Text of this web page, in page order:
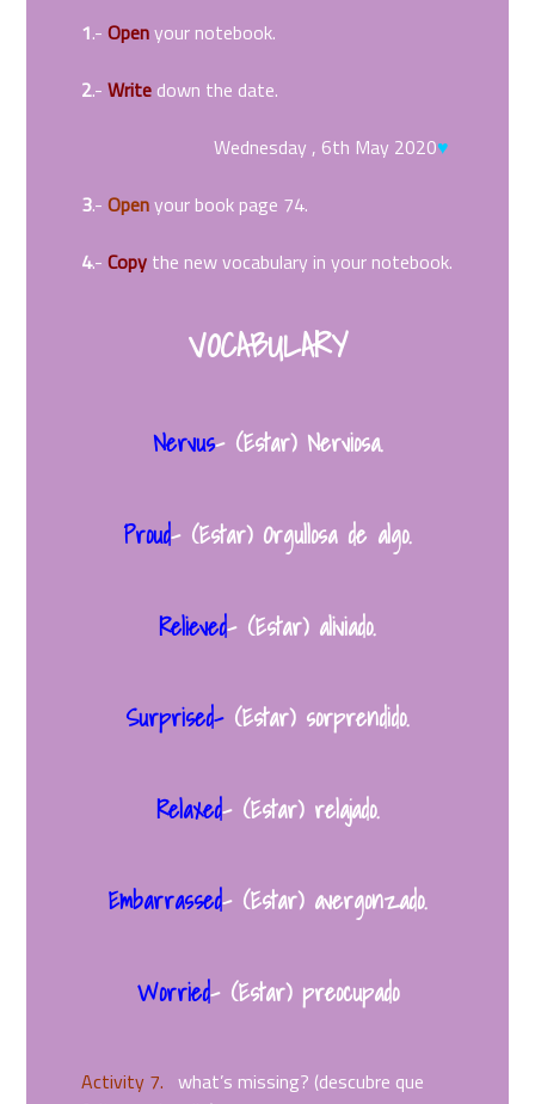
1.- Openyour notebook.
2.- Writedown the date.
Wednesday , 6th May 2020♥
3.- Openyour book page 74.
4.- Copythe new vocabulary in your notebook.
VOCABULARY
Nervus– (Estar) Nerviosa.
Proud– (Estar) Orgullosa de algo.
Relieved– (Estar) aliviado.
Surprised-(Estar) sorprendido.
Relaxed– (Estar) relajado.
Embarrassed– (Estar) avergonzado.
Worried– (Estar) preocupado
Activity 7. what’s missing? (descubre que